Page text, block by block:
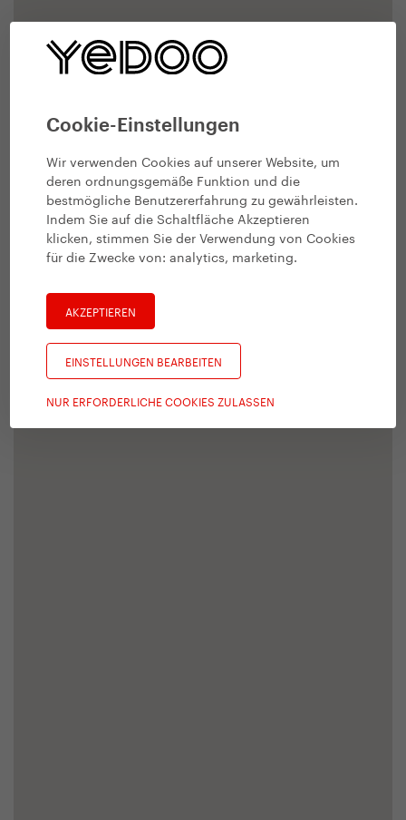
Cookie-Einstellungen
Wir verwenden Cookies auf unserer Website, um
deren ordnungsgemäße Funktion und die
bestmögliche Benutzererfahrung zu gewährleisten.
Indem Sie auf die Schaltfläche Akzeptieren
klicken, stimmen Sie der Verwendung von Cookies
für die Zwecke von:analytics, marketing.
AKZEPTIEREN
EINSTELLUNGEN BEARBEITEN
NUR ERFORDERLICHE COOKIES ZULASSEN